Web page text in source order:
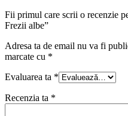
Fii primul care scrii o recenzie
Frezii albe”
Adresa ta de email nu va fi
marcate cu *
Evaluarea ta *
Recenzia ta *